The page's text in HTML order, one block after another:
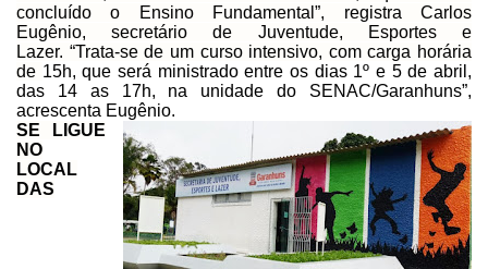
concluído o Ensino Fundamental”, registra Carlos
Eugênio, secretário de Juventude, Esportes e
Lazer. “Trata-sede um curso intensivo, com carga horária
de 15h, que será ministrado entre os dias 1º e 5 de abril,
das 14 as 17h, na unidade do SENAC/Garanhuns”,
acrescenta Eugênio.
SE LIGUE
NO
LOCAL
DAS